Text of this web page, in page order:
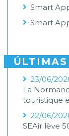
Smart
Smart
23/06/
La
touristique
22/06/
SEAir lève